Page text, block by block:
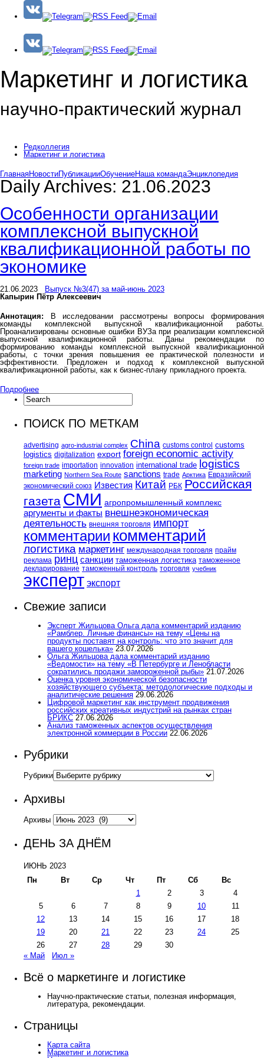
Маркетинг и логистика
научно-практический журнал
Редколлегия
Маркетинг и логистика
ГлавнаяНовостиПубликацииОбучениеНаша командаЭнциклопедия
Daily Archives: 21.06.2023
Особенности организации
комплексной выпускной
квалификационной работы по
экономике
21.06.2023
Выпуск №3(47) за май-июнь 2023
Капырин Пётр Алексеевич
Аннотация: В исследовании рассмотрены вопросы формирования
команды комплексной выпускной квалификационной работы.
Проанализированы основные ошибки ВУЗа при реализации комплексной
выпускной квалификационной работы. Даны рекомендации по
формированию команды комплексной выпускной квалификационной
работы, с точки зрения повышения ее практической полезности и
эффективности. Предложен и подход к комплексной выпускной
квалификационной работы, как к бизнес-плану прикладного проекта.
Подробнее
ПОИСК ПО МЕТКАМ
advertising agro-industrial complex China customs control customs
logistics digitalization export foreign economic activity
foreign trade importation innovation international trade logistics
marketing Northern Sea Route sanctions trade Арктика Евразийский
экономический союз Известия Китай РБК Российская
газета СМИ агропромышленный комплекс
аргументы и факты внешнеэкономическая
деятельность внешняя торговля импорт
комментарии комментарий
логистика маркетинг международная торговля прайм
реклама ринц санкции таможенная логистика таможенное
декларирование таможенный контроль торговля учебник
эксперт экспорт
Свежие записи
Эксперт Жильцова Ольга дала комментарий изданию
«Рамблер. Личные финансы» на тему «Цены на
продукты поставят на контроль: что это значит для
вашего кошелька» 23.07.2026
Ольга Жильцова дала комментарий изданию
«Ведомости» на тему «В Петербурге и Ленобласти
сократились продажи замороженной рыбы» 21.07.2026
Оценка уровня экономической безопасности
хозяйствующего субъекта: методологические подходы и
аналитические решения 29.06.2026
Цифровой маркетинг как инструмент продвижения
российских креативных индустрий на рынках стран
БРИКС 27.06.2026
Анализ таможенных аспектов осуществления
электронной коммерции в России 22.06.2026
Рубрики
Рубрики
Архивы
Архивы
ДЕНЬ ЗА ДНЁМ
ИЮНЬ 2023
Пн
Вт Ср Чт Пт Сб
Вс
1
2 3
4
5
6 7 8 9 10
11
12
13 14 15 16 17
18
19
20 21 22 23 24
25
26
27 28 29
30
« Май
Июл »
Всё о маркетинге и логистике
Научно-практические статьи, полезная информация,
литература, рекомендации.
Страницы
Карта сайта
Маркетинг и логистика